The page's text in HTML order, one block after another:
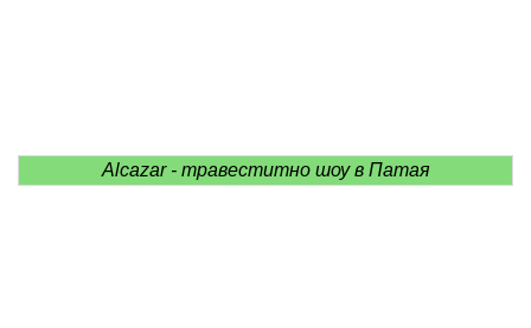
Alcazar - травеститно шоу в Патая